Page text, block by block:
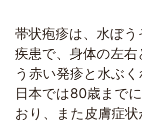
帯状疱疹は、水ぼ
疾患で、身体の左
う赤い発疹と水ぶ
日本では80歳まで
おり、また皮膚症